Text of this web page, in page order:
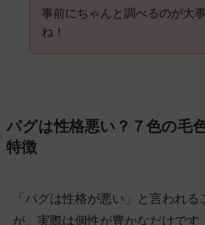
事前にちゃんと調べるのが大事
ね！
パグは性格悪い？７色の毛
特徴
「パグは性格が悪い」と言われ
が、実際は個性が豊かなだけです